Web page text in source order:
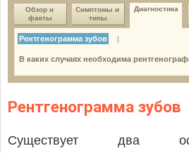
Обзор и
факты
Симптомы и
типы
Диагностика
Рентгенограмма зубов |
В каких случаях необходима
Рентгенограмма зубов
Существует два